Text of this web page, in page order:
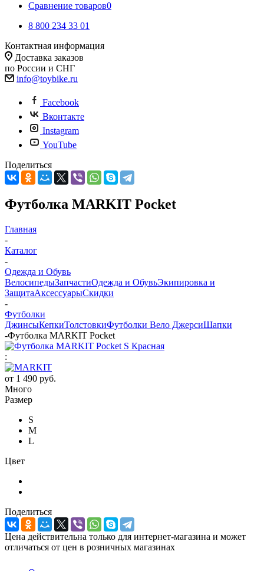
Сравнение товаров0
8 800 234 33 01
Контактная информация
Доставка заказов
по России и СНГ
info@toybike.ru
Facebook
Вконтакте
Instagram
YouTube
Поделиться
Футболка MARKIT Pocket
Главная
-
Каталог
-
Одежда и Обувь
ВелосипедыЗапчастиОдежда и ОбувьЭкипировка и
ЗащитаАксессуарыСкидки
-
Футболки
ДжинсыКепкиТолстовкиФутболки Вело ДжерсиШапки
-Футболка MARKIT Pocket
:
от 1 490 руб.
Много
Размер
S
M
L
Цвет
Поделиться
Цена действительна только для интернет-магазина и может
отличаться от цен в розничных магазинах